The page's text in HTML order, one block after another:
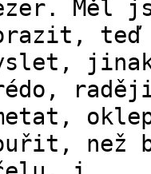
Měl
teď
jinak
než